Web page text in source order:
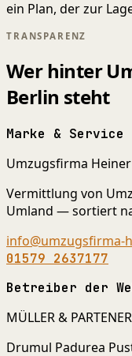
ein Plan, der zur
TRANSPARENZ
Wer hinter
Berlin steht
Marke & Service
Umzugsfirma
Vermittlung von
Umland — sortiert
info@umzugsfirma-
01579 2637177
Betreiber der
MÜLLER &
Drumul Padurea